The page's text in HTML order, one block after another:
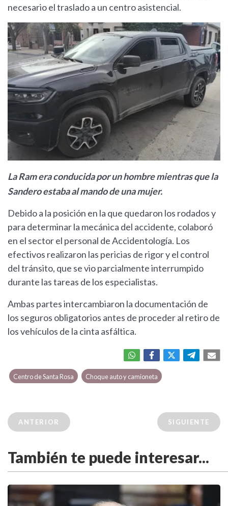
necesario el traslado a un centro asistencial.
La Ram era conducida por un hombre mientras que la
Sandero estaba al mando de una mujer.
Debido a la posición en la que quedaron los rodados y
para determinar la mecánica del accidente, colaboró
en el sector el personal de Accidentología. Los
efectivos realizaron las pericias de rigor y el control
del tránsito, que se vio parcialmente interrumpido
durante las tareas de los especialistas.
Ambas partes intercambiaron la documentación de
los seguros obligatorios antes de proceder al retiro de
los vehículos de la cinta asfáltica.
Centro de Santa Rosa Choque auto y camioneta
ANTERIOR SIGUIENTE
También te puede interesar...